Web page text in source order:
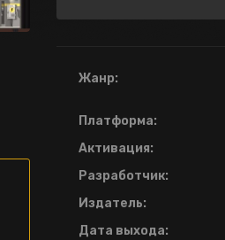
Жанр:
Платформа:
Активация:
Разработчик:
Издатель:
Дата выхода: